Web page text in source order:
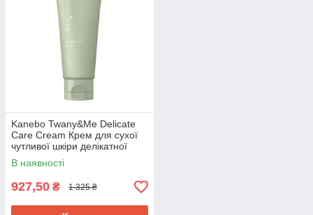
Kanebo Twany&Me Delicate
Care Cream Крем для сухої
чутливої шкіри делікатної
зони, 60 г
В наявності
927,50 ₴ 1 325 ₴